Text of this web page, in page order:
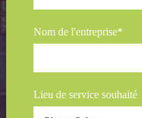
Nom de l'entreprise*
Lieu de service souhaité